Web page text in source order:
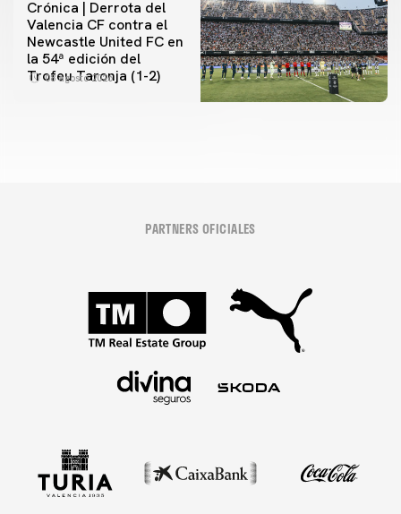
Crónica | Derrota del
Valencia CF contra el
Newcastle United FC en
la 54ª edición del
Trofeu Taronja (1-2)
08 agosto 2026
PARTNERS OFICIALES